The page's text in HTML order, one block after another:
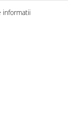
informatii